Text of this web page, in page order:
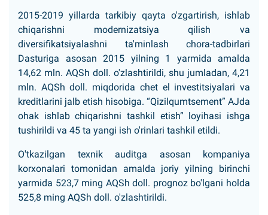
2015-2019 yillarda tarkibiy qayta o'zgartirish, ishlab
chiqarishni modernizatsiya qilish va
diversifikatsiyalashni ta'minlash chora-tadbirlari
Dasturiga asosan 2015 yilning 1 yarmida amalda
14,62 mln. AQSh doll. o'zlashtirildi, shu jumladan, 4,21
mln. AQSh doll. miqdorida chet el investitsiyalari va
kreditlarini jalb etish hisobiga. “Qizilqumtsement” AJda
ohak ishlab chiqarishni tashkil etish” loyihasi ishga
tushirildi va 45 ta yangi ish o'rinlari tashkil etildi.
O'tkazilgan texnik auditga asosan kompaniya
korxonalari tomonidan amalda joriy yilning birinchi
yarmida 523,7 ming AQSh doll. prognoz bo'lgani holda
525,8 ming AQSh doll. o'zlashtirildi.